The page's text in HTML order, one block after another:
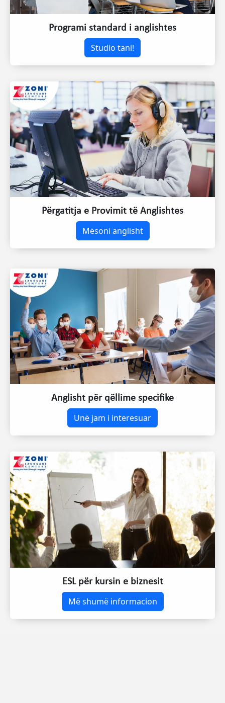
Programi standard i anglishtes
Studio tani!
Përgatitja e Provimit të Anglishtes
Mësoni anglisht
Anglisht për qëllime specifike
Unë jam i interesuar
ESL për kursin e biznesit
Më shumë informacion